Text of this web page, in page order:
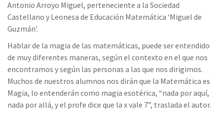
Antonio Arroyo Miguel, perteneciente a la Sociedad
Castellano y Leonesa de Educación Matemática ‘Miguel de
Guzmán’.
Hablar de la magia de las matemáticas, puede ser entendido
de muy diferentes maneras, según el contexto en el que nos
encontramos y según las personas a las que nos dirigimos.
Muchos de nuestros alumnos nos dirán que la Matemática es
Magia, lo entenderán como magia esotérica, “nada por aquí,
nada por allá, y el profe dice que la x vale 7”, traslada el autor.